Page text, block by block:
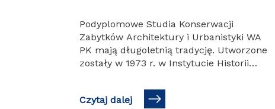
Podyplomowe Studia Konserwacji
Zabytków Architektury i Urbanistyki WA
PK mają długoletnią tradycję. Utworzone
zostały w 1973 r. w Instytucie Historii
(obecnie Katedrze). Program nauczania –
aktualizowany…
Czytaj dalej